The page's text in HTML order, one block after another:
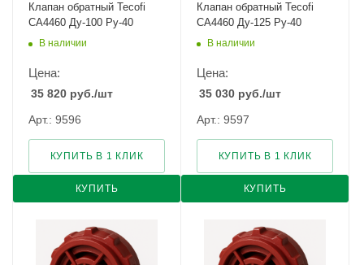
Клапан обратный Tecofi
CA4460 Ду-100 Ру-40
В наличии
Цена:
35 820 руб./шт
Арт.: 9596
КУПИТЬ
КУПИТЬ В 1 КЛИК
Клапан обратный Tecofi
CA4460 Ду-125 Ру-40
В наличии
Цена:
35 030 руб./шт
Арт.: 9597
КУПИТЬ
КУПИТЬ В 1 КЛИК